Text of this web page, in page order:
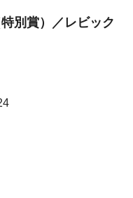
別賞）／レビック